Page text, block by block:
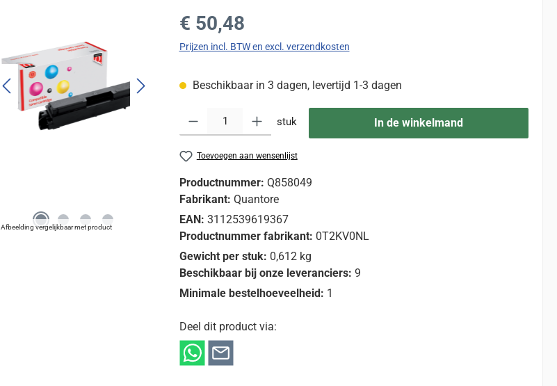
Afbeelding vergelijkbaar met product
Normale prijs:
€ 50,48
Prijzen incl. BTW en excl. verzendkosten
Beschikbaar in 3 dagen, levertijd 1-3 dagen
Producthoeveelheid: Voer de gewenste hoeveelheid in of gebruik de knoppen om de
stuk In de winkelmand
Toevoegen aan wensenlijst
Productnummer: Q858049
Fabrikant: Quantore
EAN: 3112539619367
Productnummer fabrikant: 0T2KV0NL
Gewicht per stuk: 0,612 kg
Beschikbaar bij onze leveranciers: 9
Minimale bestelhoeveelheid: 1
Deel dit product via: